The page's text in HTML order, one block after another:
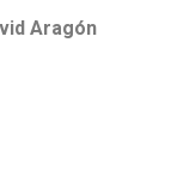
Aragón